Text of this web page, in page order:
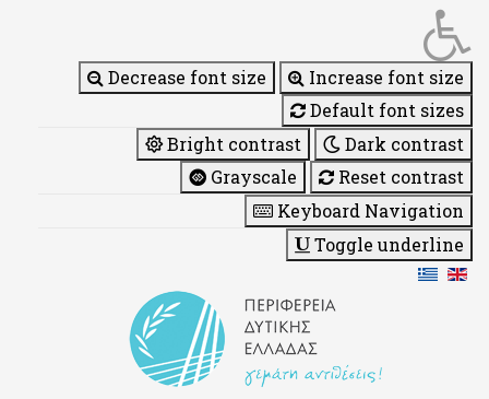
Decrease font size
Increase font size
Default font sizes
Bright contrast
Dark contrast
Grayscale
Reset contrast
Keyboard Navigation
Toggle underline